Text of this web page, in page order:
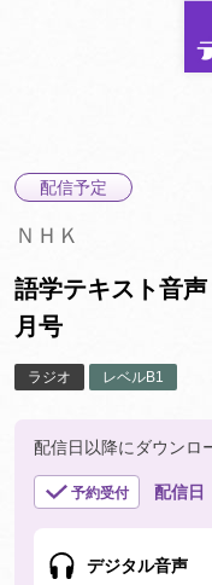
配信予定
ＮＨＫ
語学テキスト音
月号
ラジオ レベルB1
配信日以降にダウンロ
予約受付 配信日
デジタル音声